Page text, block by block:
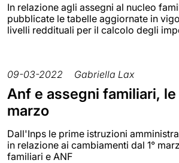
In relazione agli assegni al nucleo
pubblicate le tabelle aggiornate in
livelli reddituali per il calcolo degli
09-03-2022 Gabriella Lax
Anf e assegni familiari, le
marzo
Dall'Inps le prime istruzioni
in relazione ai cambiamenti dal 1°
familiari e ANF